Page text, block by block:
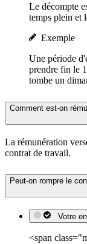
Le décompte
temps plein et
Exemple
Une période
prendre fin le
tombe un
Comment est-on
La rémunération
contrat de travail.
Peut-on rompre le
Votre
<span